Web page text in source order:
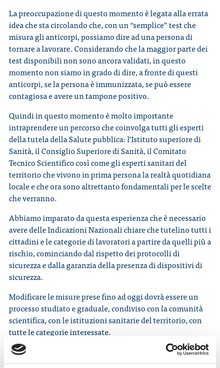
La preoccupazione di questo momento è legata alla errata
idea che sta circolando che, con un “semplice” test che
misura gli anticorpi, possiamo dire ad una persona di
tornare a lavorare. Considerando che la maggior parte dei
test disponibili non sono ancora validati, in questo
momento non siamo in grado di dire, a fronte di questi
anticorpi, se la persona è immunizzata, se può essere
contagiosa e avere un tampone positivo.
Quindi in questo momento è molto importante
intraprendere un percorso che coinvolga tutti gli esperti
della tutela della Salute pubblica: l’Istituto superiore di
Sanità, il Consiglio Superiore di Sanità, il Comitato
Tecnico Scientifico così come gli esperti sanitari del
territorio che vivono in prima persona la realtà quotidiana
locale e che ora sono altrettanto fondamentali per le scelte
che verranno.
Abbiamo imparato da questa esperienza che è necessario
avere delle Indicazioni Nazionali chiare che tutelino tutti i
cittadini e le categorie di lavoratori a partire da quelli più a
rischio, cominciando dal rispetto dei protocolli di
sicurezza e dalla garanzia della presenza di dispositivi di
sicurezza.
Modificare le misure prese fino ad oggi dovrà essere un
processo studiato e graduale, condiviso con la comunità
scientifica, con le istituzioni sanitarie del territorio, con
tutte le categorie interessate.
Ci vuole un Piano Strategico che assicuri ai cittadini una
mappatura realistica del contagio e assicuri a chiunque